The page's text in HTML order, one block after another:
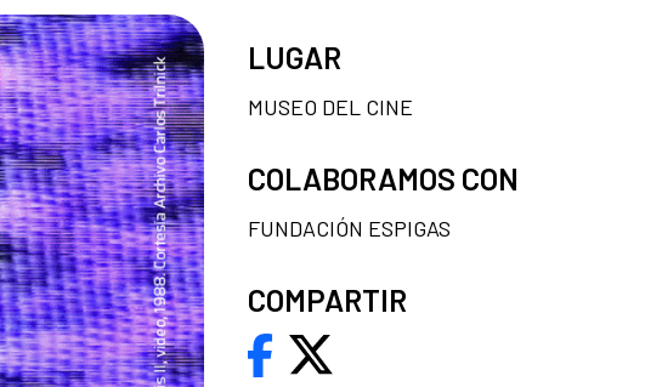
LUGAR
MUSEO DEL CINE
COLABORAMOS CON
FUNDACIÓN ESPIGAS
COMPARTIR